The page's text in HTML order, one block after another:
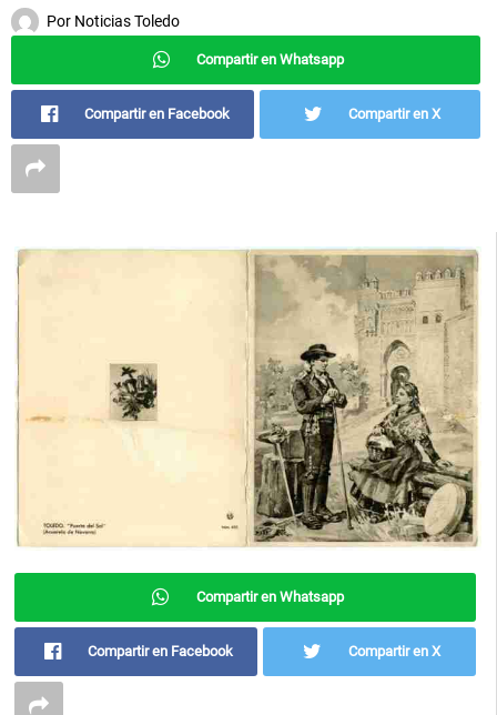
Por Noticias Toledo
Compartir en Whatsapp
Compartir en Facebook Compartir en X
Compartir en Whatsapp
Compartir en Facebook Compartir en X